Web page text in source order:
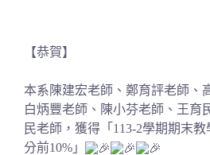
【恭賀】
本系陳建宏老師、鄭育評老師、
白炳豐老師 、 陳小芬老師 、 王育
民老師 ， 獲得「113-2學期期末
分前10%」